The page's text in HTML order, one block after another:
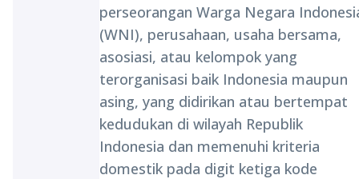
perseorangan Warga Negara
(WNI), perusahaan, usaha bersama,
asosiasi, atau kelompok yang
terorganisasi baik Indonesia maupun
asing, yang didirikan atau bertempat
kedudukan di wilayah Republik
Indonesia dan memenuhi kriteria
domestik pada digit ketiga kode